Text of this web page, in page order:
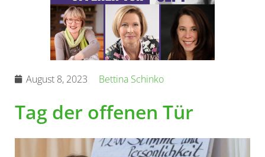
August 8, 2023 Bettina Schinko
Tag der offenen Tür